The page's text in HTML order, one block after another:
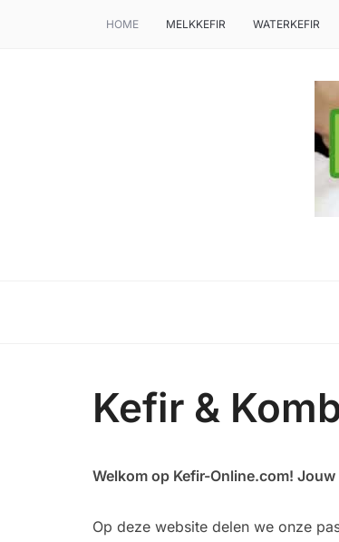
HOME MELKKEFIR WATERKEFIR
Kefir &
Welkom op Kefir-Online.com!
Op deze website delen we onze